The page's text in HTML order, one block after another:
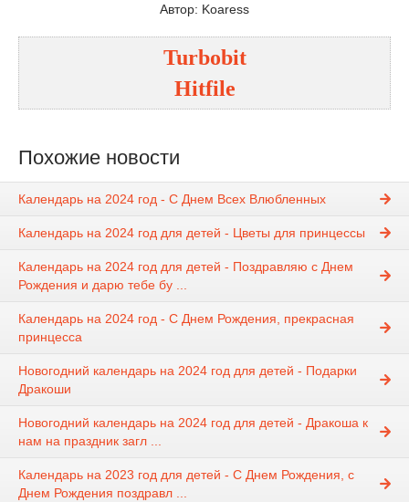
Автор: Koaress
Turbobit
Hitfile
Похожие новости
Календарь на 2024 год - С Днем Всех Влюбленных
Календарь на 2024 год для детей - Цветы для принцессы
Календарь на 2024 год для детей - Поздравляю с Днем
Рождения и дарю тебе бу ...
Календарь на 2024 год - С Днем Рождения, прекрасная
принцесса
Новогодний календарь на 2024 год для детей - Подарки
Дракоши
Новогодний календарь на 2024 год для детей - Дракоша к
нам на праздник загл ...
Календарь на 2023 год для детей - С Днем Рождения, с
Днем Рождения поздравл ...